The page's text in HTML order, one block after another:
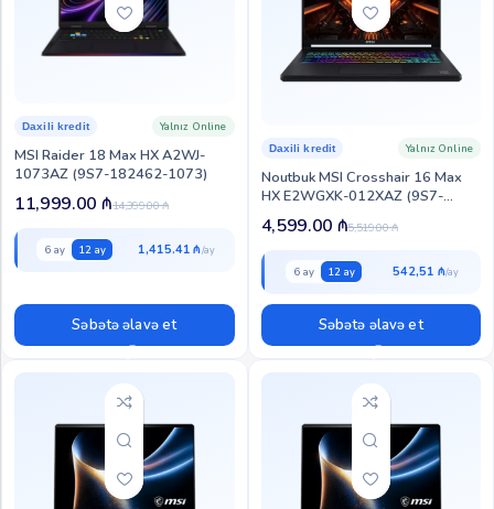
MSI Raider 18 Max HX A2WJ-
1073AZ (9S7-182462-1073)
Daxili kredit Yalnız Online
14,399.00₼
11,999.00 ₼
6 ay 12 ay 1,415.41 ₼
Səbətə əlavə et
Noutbuk MSI Crosshair 16 Max
HX E2WGXK-012XAZ (9S7-
265232-012)
Daxili kredit Yalnız Online
5,519.00₼
4,599.00 ₼
6 ay 12 ay 542,51 ₼
Səbətə əlavə et